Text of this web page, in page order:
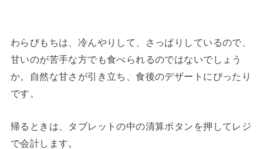
わらびもちは、冷んやりして、さっぱりしているので、
甘いのが苦手な方でも食べられるのではないでしょう
か。自然な甘さが引き立ち、食後のデザートにぴったり
です。
帰るときは、タブレットの中の清算ボタンを押してレジ
で会計します。